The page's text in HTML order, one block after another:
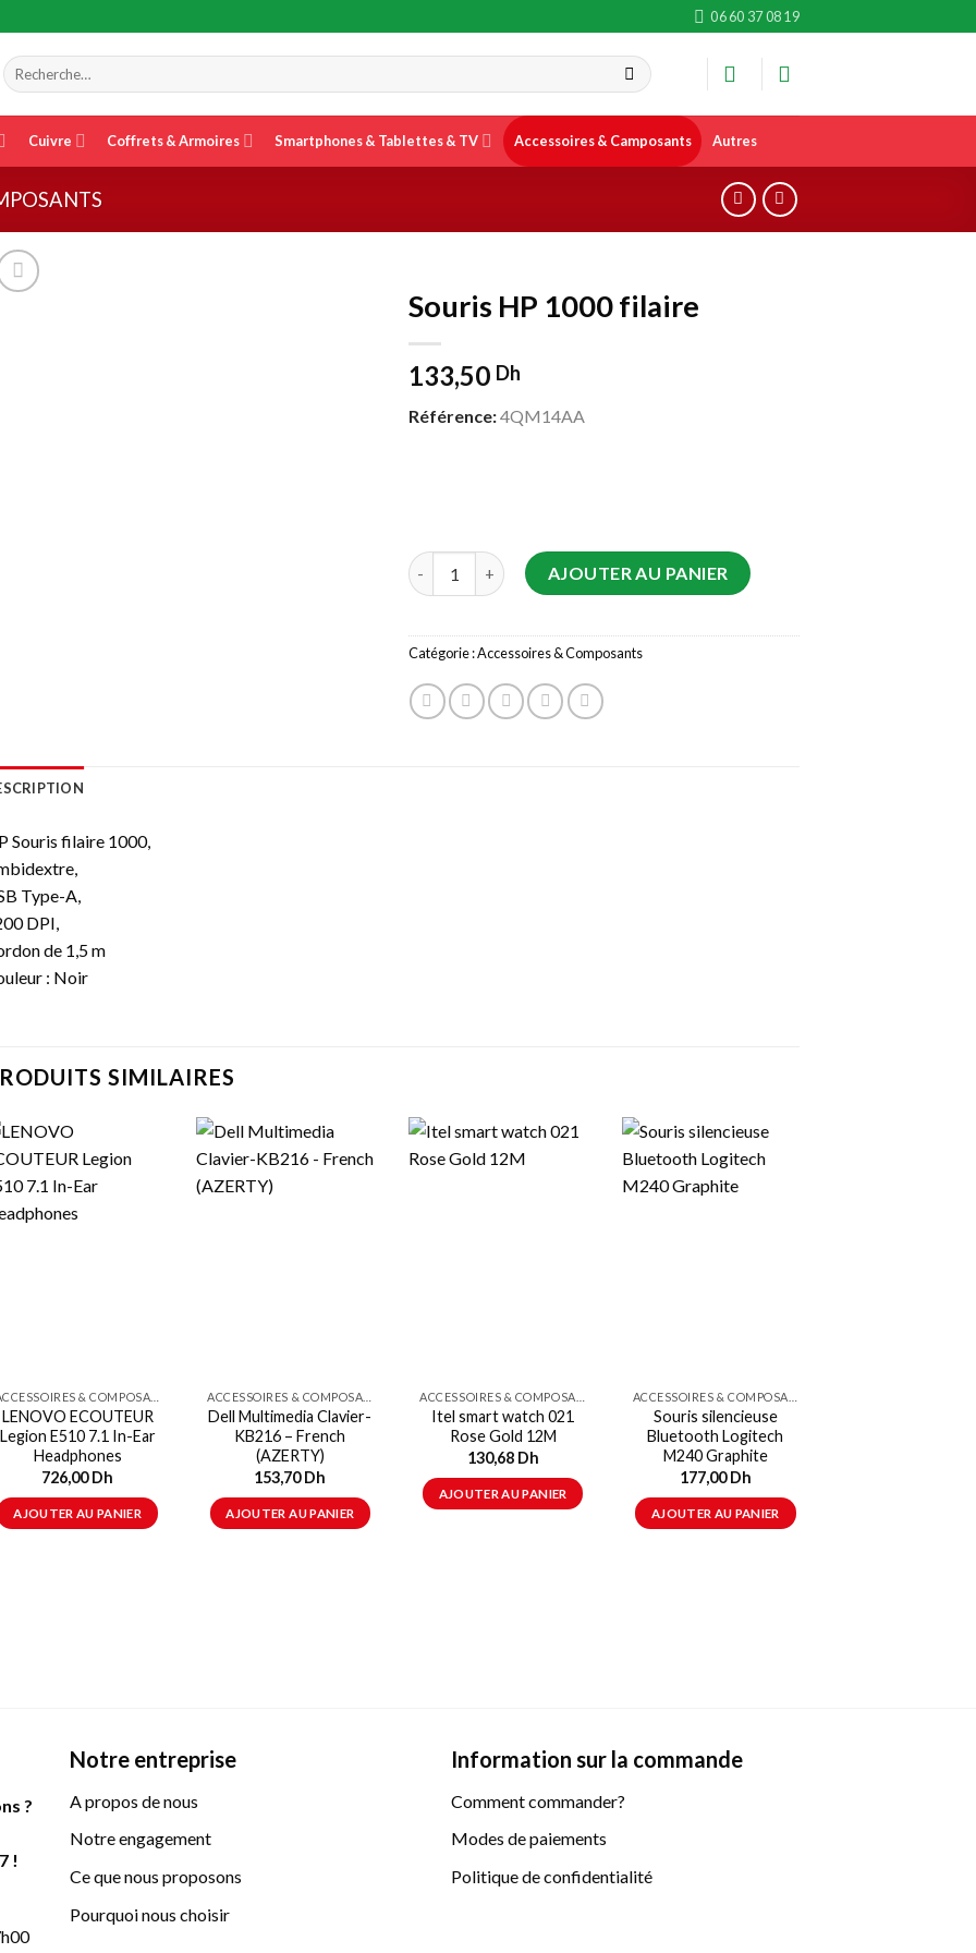
06 60 37 08 19
Recherche
pour :
Cuivre Coffrets & Armoires Smartphones & Tablettes & TV Accessoires & Camposants Autres
Souris HP 1000 filaire
133,50 Dh
Référence:4QM14AA
quantité de Souris HP 1000 filaire
AJOUTER AU PANIER
Catégorie :Accessoires & Composants
Souris filaire 1000,
Type-A,
DPI,
de 1,5 m
: Noir
SIMILAIRES
LENOVO ECOUTEUR
Legion E510 7.1 In-Ear
Headphones
726,00Dh
AJOUTER AU PANIER
Dell Multimedia Clavier-
KB216 – French
(AZERTY)
153,70Dh
AJOUTER AU PANIER
Itel smart watch 021
Rose Gold 12M
130,68 Dh
AJOUTER AU PANIER
Souris silencieuse
Bluetooth Logitech
M240 Graphite
177,00Dh
AJOUTER AU PANIER
?
!
Notre entreprise
A propos de nous
Notre engagement
Ce que nous proposons
Pourquoi nous choisir
Information sur la commande
Comment commander?
Modes de paiements
Politique de confidentialité